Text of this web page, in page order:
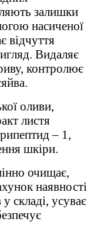
залишки
насиченої
відчуття
Видаляє
контролює
оливи,
листя
– 1,
шкіри.
очищає,
наявності
у складі, усуває